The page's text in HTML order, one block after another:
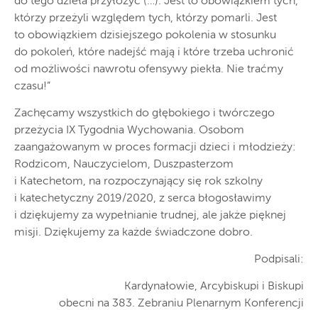
którzy przeżyli względem tych, którzy pomarli. Jest
to obowiązkiem dzisiejszego pokolenia w stosunku
do pokoleń, które nadejść mają i które trzeba uchronić
od możliwości nawrotu ofensywy piekła. Nie traćmy
czasu!”
Zachęcamy wszystkich do głębokiego i twórczego
przeżycia IX Tygodnia Wychowania. Osobom
zaangażowanym w proces formacji dzieci i młodzieży:
Rodzicom, Nauczycielom, Duszpasterzom
i Katechetom, na rozpoczynający się rok szkolny
i katechetyczny 2019/2020, z serca błogosławimy
i dziękujemy za wypełnianie trudnej, ale jakże pięknej
misji. Dziękujemy za każde świadczone dobro.
Podpisali:
Kardynałowie, Arcybiskupi i Biskupi
obecni na 383. Zebraniu Plenarnym Konferencji